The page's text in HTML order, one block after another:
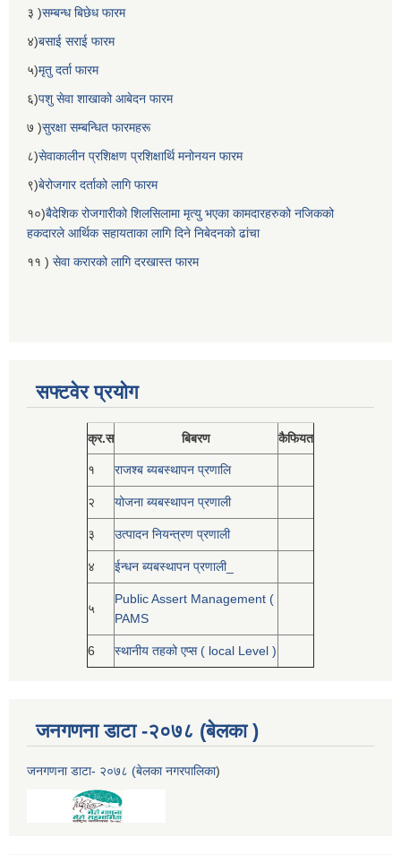
३ )सम्बन्ध बिछेध फारम
४)बसाई सराई फारम
५)मृतु दर्ता फारम
६)पशु सेवा शाखाको आबेदन फारम
७ )सुरक्षा सम्बन्धित फारमहरू
८)सेवाकालीन प्रशिक्षण प्रशिक्षार्थि मनोनयन फारम
९)बेरोजगार दर्ताको लागि फारम
१०)बैदेशिक रोजगारीको शिलसिलामा मृत्यु भएका कामदारहरुको नजिकको
हकदारले आर्थिक सहायताका लागि दिने निबेदनको ढांचा
११ ) सेवा करारको लागि दरखास्त फारम
सफ्टवेर प्रयोग
क्र.स बिबरण कैफियत
१ राजश्ब ब्यबस्थापन प्रणालि
२ योजना ब्यबस्थापन प्रणाली
३ उत्पादन नियन्त्रण प्रणाली
४ ईन्धन ब्यबस्थापन प्रणाली_
५
Public Assert Management (
PAMS
6 स्थानीय तहको एप्स ( local Level )
जनगणना डाटा -२०७८ (बेलका )
जनगणना डाटा- २०७८ (बेलका नगरपालिका)